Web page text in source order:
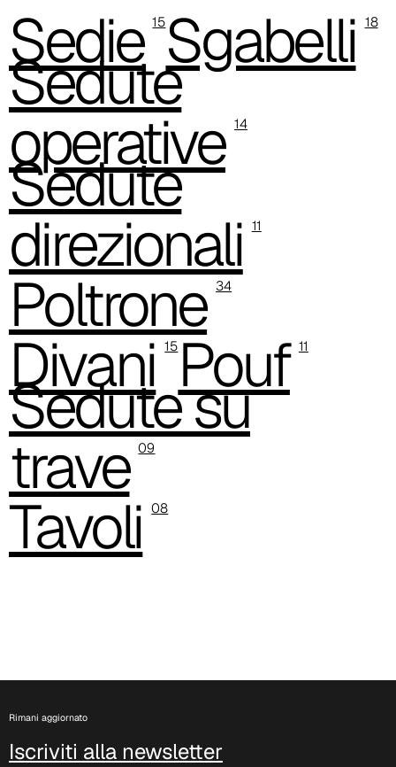
C -38
C 38A
Sedie 15Sgabelli 18
Sedute
operative 14
Sedute
direzionali 11
Poltrone 34
Divani 15Pouf 11
Sedute su
trave 09
Tavoli 08
Rimani aggiornato
Iscriviti alla newsletter